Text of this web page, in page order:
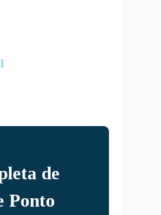
de
Ponto